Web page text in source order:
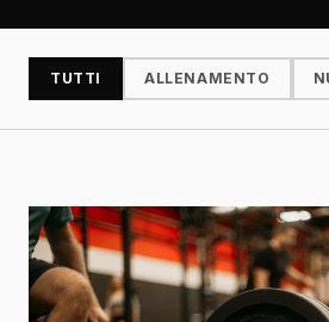
TUTTI ALLENAMENTO